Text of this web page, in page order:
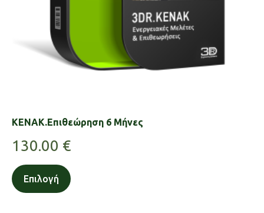
KENAK.Επιθεώρηση 6 Μήνες
130.00 €
Επιλογή